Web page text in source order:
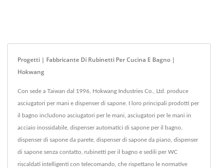
Progetti | Fabbricante Di Rubinetti Per Cucina E Bagno |
Hokwang
Con sede a Taiwan dal 1996, Hokwang Industries Co., Ltd. produce
asciugatori per mani e dispenser di sapone. I loro principali prodotti per
il bagno includono asciugatori per le mani, asciugatori per le mani in
acciaio inossidabile, dispenser automatici di sapone per il bagno,
dispenser di sapone da parete, dispenser di sapone da piano, dispenser
di sapone senza contatto, rubinetti per il bagno e sedili per WC
riscaldati intelligenti con telecomando, che rispettano le normative